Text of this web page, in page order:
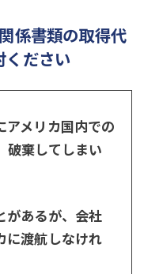
係書類の取得代
ください
アメリカ国内での
破棄してしまい
があるが、会社
に渡航しなけれ